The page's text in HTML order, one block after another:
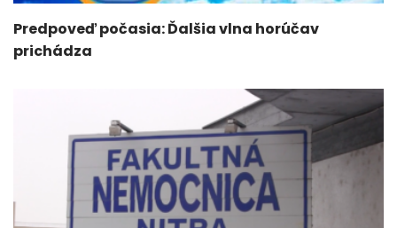
Predpoveď počasia: Ďalšia vlna horúčav
prichádza